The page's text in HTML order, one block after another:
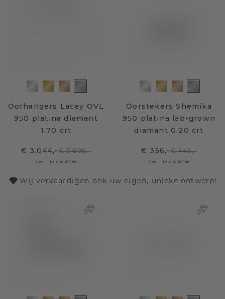
Oorhangers Lacey OVL
950 platina diamant
1.70 crt
€ 3.044,-€ 3.805,-
Excl. Tax & BTW
Oorstekers Shemika
950 platina lab-grown
diamant 0.20 crt
€ 356,-€ 445,-
Excl. Tax & BTW
Wij vervaardigen ook uw eigen, unieke ontwerp!